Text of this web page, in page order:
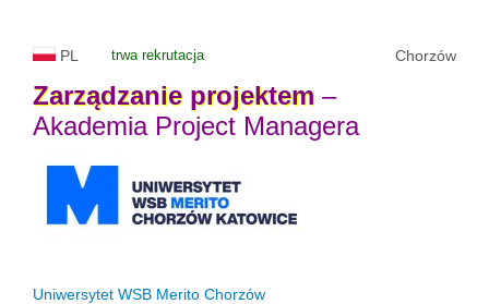
PL trwa rekrutacja Chorzów
Zarządzanie projektem –
Akademia Project Managera
Uniwersytet WSB Merito Chorzów